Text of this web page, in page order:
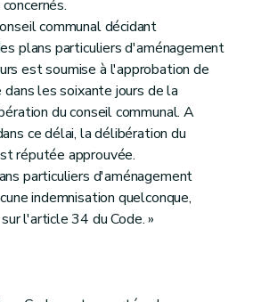
communal décidant
plans particuliers d'aménagement
est soumise à l'approbation de
les soixante jours de la
du conseil communal. A
ce délai, la délibération du
réputée approuvée.
particuliers d'aménagement
indemnisation quelconque,
l'article 34 du Code. »